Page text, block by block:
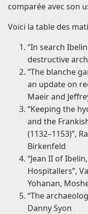
comparée avec son
Voici la table des
“In search
destructive
“The blanche
an update on
Maeir and
“Keeping the
and the
(1132–1153)”,
Birkenfeld
“Jean II of
Hospitallers”,
Yohanan,
“The
Danny Syon